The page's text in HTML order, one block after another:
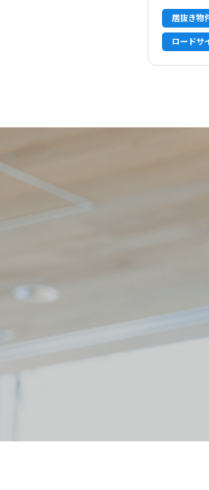
居抜き物
ロードサ